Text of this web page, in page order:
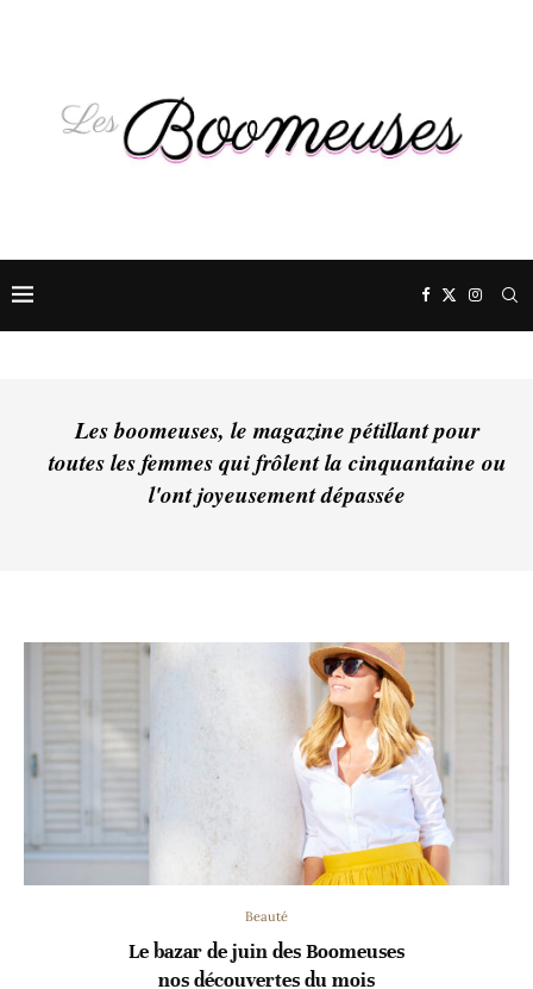
Les boomeuses, le magazine pétillant pour
toutes les femmes qui frôlent la cinquantaine ou
l'ont joyeusement dépassée
Beauté
Le bazar de juin des Boomeuses
nos découvertes du mois